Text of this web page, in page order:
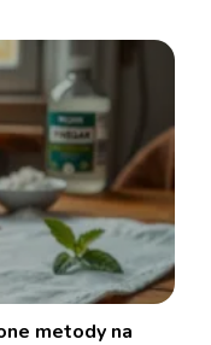
metody na